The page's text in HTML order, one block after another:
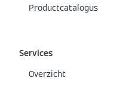
Productcatalogus
Services
Overzicht